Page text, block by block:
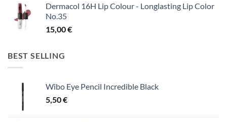
Dermacol 16H Lip Colour - Longlasting Lip Color
No.35
15,00€
BEST SELLING
Wibo Eye Pencil Incredible Black
5,50€